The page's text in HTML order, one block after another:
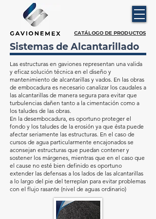
CATÁLOGO DE PRODUCTOS
Sistemas de Alcantarillado
Las estructuras en gaviones representan una valida
y eficaz solución técnica en el diseño y
mantenimiento de alcantarillas y vados. En las obras
de embocadura es necesario canalizar los caudales a
las alcantarillas de manera segura para evitar que
turbulencias dañen tanto a la cimentación como a
los taludes de las obras.
En la desembocadura, es oportuno proteger el
fondo y los taludes de la erosión ya que ésta puede
afectar seriamente las estructuras. En el caso de
cursos de agua particularmente encajonados se
aconsejan estructuras que puedan contener y
sostener los márgenes, mientras que en el caso que
el cause no esté bien definido es oportuno
extender las defensas a los lados de las alcantarillas
a lo largo del pie del terreplan para evitar problemas
con el flujo rasante (nivel de aguas ordinario)